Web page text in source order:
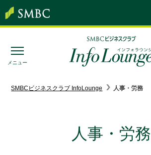
メニュー
みんなの研修
SMBCビジネスクラブ InfoLounge 人事・労務
人事・労務